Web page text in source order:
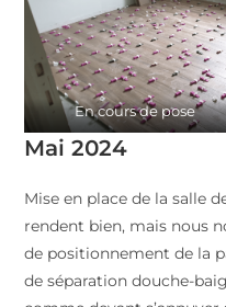
En cours de pose
Mai 2024
Mise en place de la salle
rendent bien, mais nous
de positionnement de la
de séparation douche-